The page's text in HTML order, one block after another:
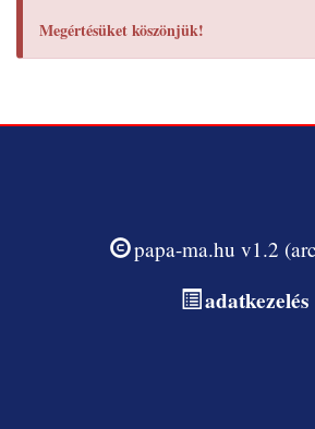
Megértésüket köszönjük!
papa-ma.hu v1.2
adatkezelés